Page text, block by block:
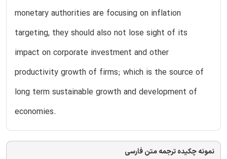
monetary authorities are focusing on inflation
targeting, they should also not lose sight of its
impact on corporate investment and other
productivity growth of firms; which is the source of
long term sustainable growth and development of
economies.
نمونه چکیده ترجمه متن فارسی